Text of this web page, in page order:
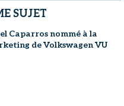
SUJET
Caparros nommé à la
de Volkswagen VU